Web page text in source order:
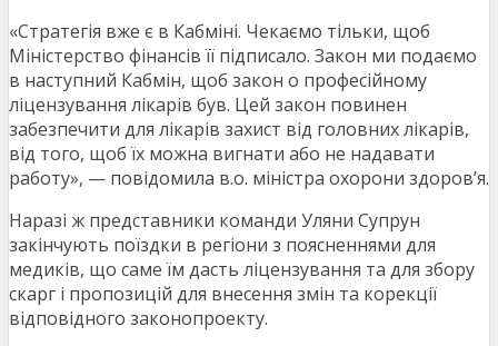
«Стратегія вже є в Кабміні. Чекаємо тільки, щоб
Міністерство фінансів її підписало. Закон ми подаємо
в наступний Кабмін, щоб закон о професійному
ліцензування лікарів був. Цей закон повинен
забезпечити для лікарів захист від головних лікарів,
від того, щоб їх можна вигнати або не надавати
работу», — повідомила в.о. міністра охорони здоров’я.
Наразі ж представники команди Уляни Супрун
закінчують поїздки в регіони з поясненнями для
медиків, що саме їм дасть ліцензування та для збору
скарг і пропозицій для внесення змін та корекції
відповідного законопроекту.